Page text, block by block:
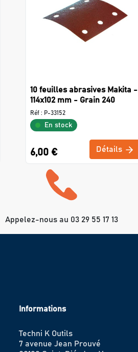
10 feuilles abrasives Makita -
114x102 mm - Grain 240
Réf : P-33152
En stock
6,00 € Détails
Appelez-nous au 03 29 55 17 13
Informations
Techni K Outils
7 avenue Jean Prouvé